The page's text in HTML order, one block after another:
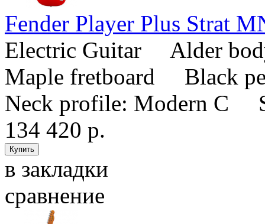
Fender Player Plus Strat
Electric Guitar Alder
Maple fretboard Black
Neck profile: Modern C
134 420 р.
в закладки
сравнение